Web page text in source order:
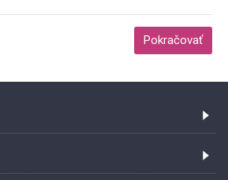
Pokračovať